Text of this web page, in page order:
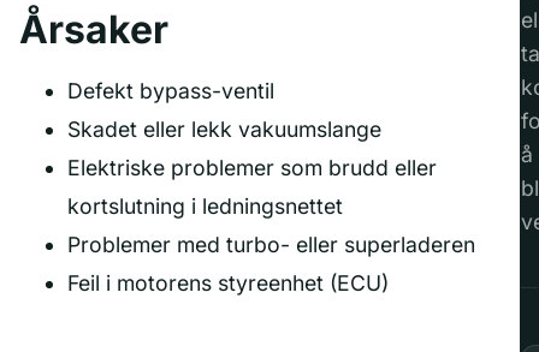
Årsaker
Defekt bypass-ventil
Skadet eller lekk vakuumslange
Elektriske problemer som brudd eller
kortslutning i ledningsnettet
Problemer med turbo- eller superladeren
Feil i motorens styreenhet (ECU)
ta
å